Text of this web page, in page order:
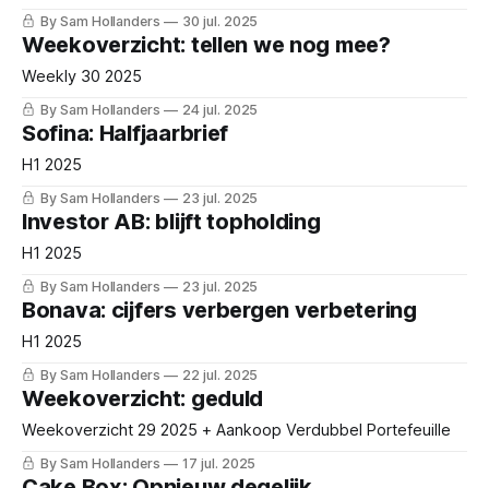
By Sam Hollanders 30 jul. 2025
Weekoverzicht: tellen we nog mee?
Weekly 30 2025
By Sam Hollanders 24 jul. 2025
Sofina: Halfjaarbrief
H1 2025
By Sam Hollanders 23 jul. 2025
Investor AB: blijft topholding
H1 2025
By Sam Hollanders 23 jul. 2025
Bonava: cijfers verbergen verbetering
H1 2025
By Sam Hollanders 22 jul. 2025
Weekoverzicht: geduld
Weekoverzicht 29 2025 + Aankoop Verdubbel Portefeuille
By Sam Hollanders 17 jul. 2025